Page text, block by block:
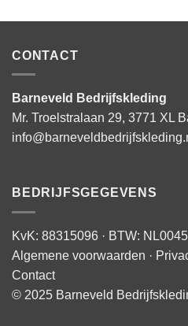
CONTACT
Barneveld Bedrijfskleding
Mr. Troelstralaan 29, 3771 XL
BEDRIJFSGEGEVENS
KvK: 88315096 · BTW:
Algemene voorwaarden ·
Contact
© 2025 Barneveld